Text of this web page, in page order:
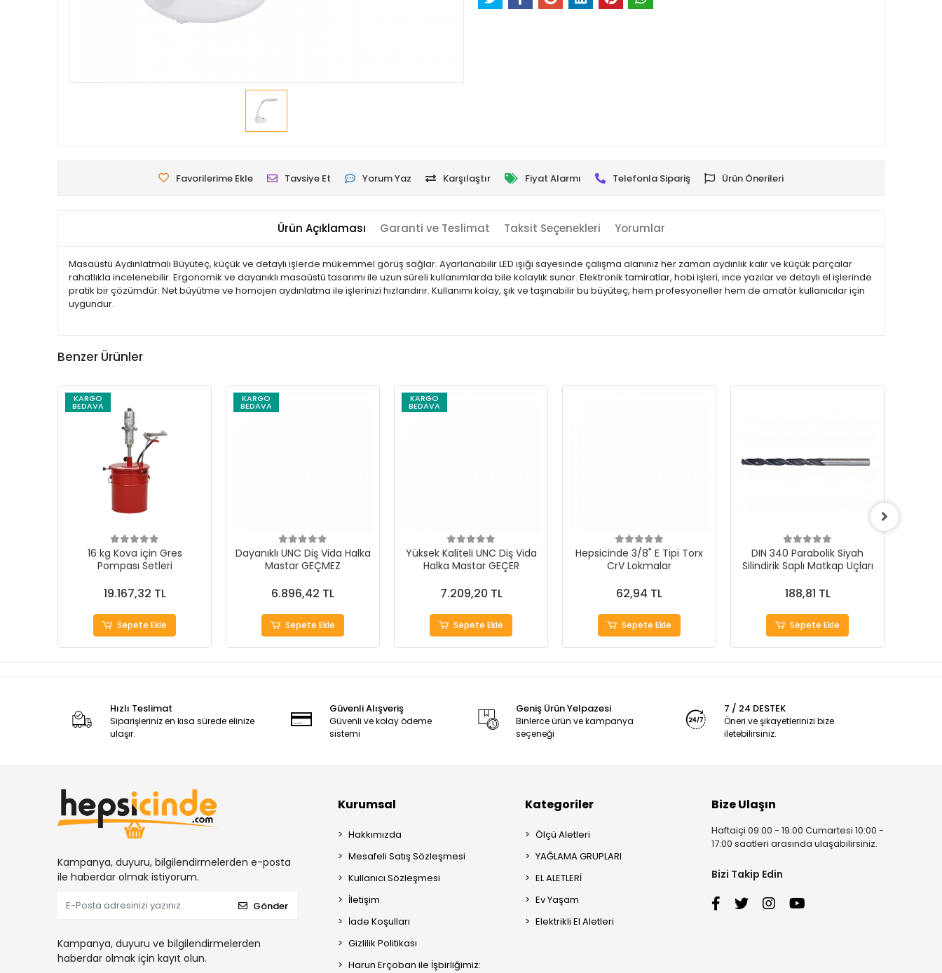
Favorilerime Ekle Tavsiye Et Yorum Yaz Karşılaştır Fiyat Alarmı Telefonla Sipariş Ürün Önerileri
Ürün Açıklaması Garanti ve Teslimat Taksit Seçenekleri Yorumlar
Masaüstü Aydınlatmalı Büyüteç, küçük ve detaylı işlerde mükemmel görüş sağlar. Ayarlanabilir LED ışığı sayesinde çalışma alanınız her zaman aydınlık kalır ve küçük parçalar
rahatlıkla incelenebilir. Ergonomik ve dayanıklı masaüstü tasarımı ile uzun süreli kullanımlarda bile kolaylık sunar. Elektronik tamiratlar, hobi işleri, ince yazılar ve detaylı el işlerinde
pratik bir çözümdür. Net büyütme ve homojen aydınlatma ile işlerinizi hızlandırır. Kullanımı kolay, şık ve taşınabilir bu büyüteç, hem profesyoneller hem de amatör kullanıcılar için
uygundur.
Benzer Ürünler
KARGO
BEDAVA
16 kg Kova için Gres
Pompası Setleri
19.167,32 TL
Sepete Ekle
KARGO
BEDAVA
Dayanıklı UNC Diş Vida Halka
Mastar GEÇMEZ
6.896,42 TL
Sepete Ekle
KARGO
BEDAVA
Yüksek Kaliteli UNC Diş Vida
Halka Mastar GEÇER
7.209,20 TL
Sepete Ekle
Hepsicinde 3/8" E Tipi Torx
CrV Lokmalar
62,94 TL
Sepete Ekle
DIN 340 Parabolik Siyah
Silindirik Saplı Matkap Uçları
188,81 TL
Sepete Ekle
Hızlı Teslimat
Siparişleriniz en kısa sürede elinize
ulaşır.
Güvenli Alışveriş
Güvenli ve kolay ödeme
sistemi
Geniş Ürün Yelpazesi
Binlerce ürün ve kampanya
seçeneği
7 / 24 DESTEK
Öneri ve şikayetlerinizi bize
iletebilirsiniz.
Kampanya, duyuru, bilgilendirmelerden e-posta
ile haberdar olmak istiyorum.
Gönder
Kampanya, duyuru ve bilgilendirmelerden
haberdar olmak için kayıt olun.
Kurumsal
Hakkımızda
Mesafeli Satış Sözleşmesi
Kullanıcı Sözleşmesi
İletişim
İade Koşulları
Gizlilik Politikası
Harun Erçoban ile İşbirliğimiz:
Kategoriler
Ölçü Aletleri
YAĞLAMA GRUPLARI
EL ALETLERİ
Ev Yaşam
Elektrikli El Aletleri
Bize Ulaşın
Haftaiçi 09:00 - 19:00 Cumartesi 10:00 -
17:00 saatleri arasında ulaşabilirsiniz.
Bizi Takip Edin